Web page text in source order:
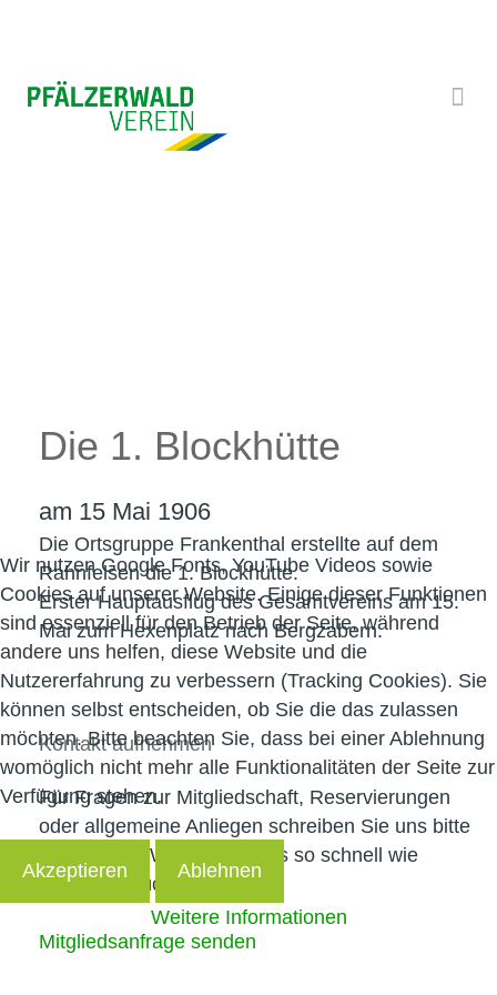
Die 1. Blockhütte
am 15 Mai 1906
Die Ortsgruppe Frankenthal erstellte auf dem
Rahnfelsen die 1. Blockhütte.
Erster Hauptausflug des Gesamtvereins am 15.
Mai zum Hexenplatz nach Bergzabern.
Kontakt aufnehmen
Für Fragen zur Mitgliedschaft, Reservierungen
oder allgemeine Anliegen schreiben Sie uns bitte
eine E‑Mail. Wir melden uns so schnell wie
möglich zurück.
Mitgliedsanfrage senden
Wir nutzen Google Fonts, YouTube Videos sowie
Cookies auf unserer Website. Einige dieser Funktionen
sind essenziell für den Betrieb der Seite, während
andere uns helfen, diese Website und die
Nutzererfahrung zu verbessern (Tracking Cookies). Sie
können selbst entscheiden, ob Sie die das zulassen
möchten. Bitte beachten Sie, dass bei einer Ablehnung
womöglich nicht mehr alle Funktionalitäten der Seite zur
Verfügung stehen.
Akzeptieren Ablehnen
Weitere Informationen